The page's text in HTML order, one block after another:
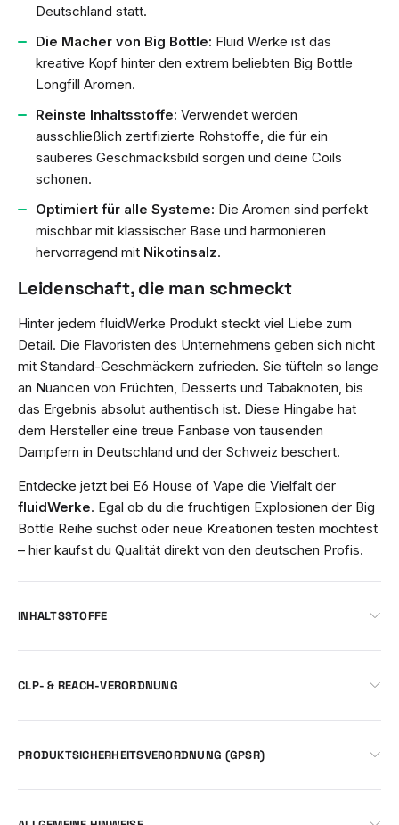
Deutschland statt.
Die Macher von Big Bottle: Fluid Werke ist das
kreative Kopf hinter den extrem beliebten Big Bottle
Longfill Aromen.
Reinste Inhaltsstoffe: Verwendet werden
ausschließlich zertifizierte Rohstoffe, die für ein
sauberes Geschmacksbild sorgen und deine Coils
schonen.
Optimiert für alle Systeme: Die Aromen sind perfekt
mischbar mit klassischer Base und harmonieren
hervorragend mit Nikotinsalz.
Leidenschaft, die man schmeckt
Hinter jedem fluidWerke Produkt steckt viel Liebe zum
Detail. Die Flavoristen des Unternehmens geben sich nicht
mit Standard-Geschmäckern zufrieden. Sie tüfteln so lange
an Nuancen von Früchten, Desserts und Tabaknoten, bis
das Ergebnis absolut authentisch ist. Diese Hingabe hat
dem Hersteller eine treue Fanbase von tausenden
Dampfern in Deutschland und der Schweiz beschert.
Entdecke jetzt bei E6 House of Vape die Vielfalt der
fluidWerke. Egal ob du die fruchtigen Explosionen der Big
Bottle Reihe suchst oder neue Kreationen testen möchtest
– hier kaufst du Qualität direkt von den deutschen Profis.
INHALTSSTOFFE
CLP- & REACH-VERORDNUNG
PRODUKTSICHERHEITSVERORDNUNG (GPSR)